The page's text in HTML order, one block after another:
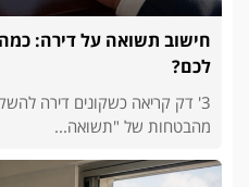
חישוב תשואה על דירה:
לכם?
3' דק קריאה כשקונים דירה
מהבטחות של "תשואה...